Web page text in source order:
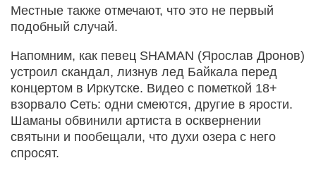
Местные также отмечают, что это не первый
подобный случай.
Напомним, как певец SHAMAN (Ярослав Дронов)
устроил скандал, лизнув лед Байкала перед
концертом в Иркутске. Видео с пометкой 18+
взорвало Сеть: одни смеются, другие в ярости.
Шаманы обвинили артиста в осквернении
святыни и пообещали, что духи озера с него
спросят.